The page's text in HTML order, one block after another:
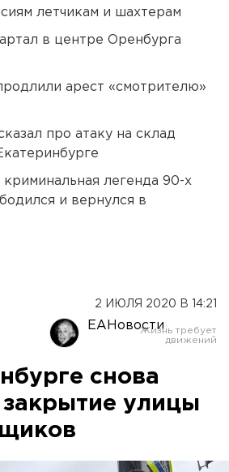
летчикам и шахтерам
в центре Оренбурга
арест «смотрителю»
про атаку на склад
легенда 90-х
и вернулся в
2 ИЮЛЯ 2020 В 14:21
ЕАНовости
снова
улицы